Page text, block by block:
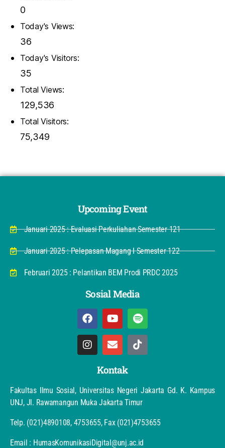
0
Today's Views:
36
Today's Visitors:
35
Total Views:
129,536
Total Visitors:
75,349
Upcoming Event
Januari 2025 : Evaluasi Perkuliahan Semester 121
Januari 2025 : Pelepasan Magang I Semester 122
Februari 2025 : Pelantikan BEM Prodi PRDC 2025
Sosial Media
Kontak
Fakultas Ilmu Sosial, Universitas Negeri Jakarta Gd. K. Kampus
UNJ, Jl. Rawamangun Muka Jakarta Timur
Telp. (021)4890108, 4753655, Fax (021)4753655
Email : HumasKomunikasiDigital@unj.ac.id